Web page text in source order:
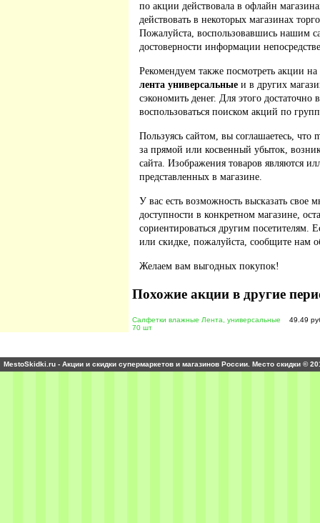
по акции действовала в офлайн
действовать в некоторых магазинах
Пожалуйста, воспользовавшись нашим
достоверности информации
Рекомендуем также посмотреть акции
лента универсальные и в других
сэкономить денег. Для этого
воспользоваться поиском акций по
Пользуясь сайтом, вы соглашаетесь, что
за прямой или косвенный убыток,
сайта. Изображения товаров являются
представленных в магазине.
У вас есть возможность высказать свое
доступности в конкретном магазине,
сориентироваться другим
или скидке, пожалуйста, сообщите нам
Желаем вам выгодных покупок!
Похожие акции в другие
Салфетки влажные Лента, универсальные
70 шт
49.49
MestoSkidki.ru - Акции и скидки супермаркетов и магазинов России. Место скидки ©